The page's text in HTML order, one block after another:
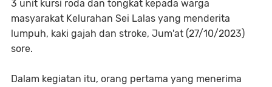
3 unit kursi roda dan tongkat kepada warga
masyarakat Kelurahan Sei Lalas yang menderita
lumpuh, kaki gajah dan stroke, Jum'at (27/10/2023)
sore.
Dalam kegiatan itu, orang pertama yang menerima